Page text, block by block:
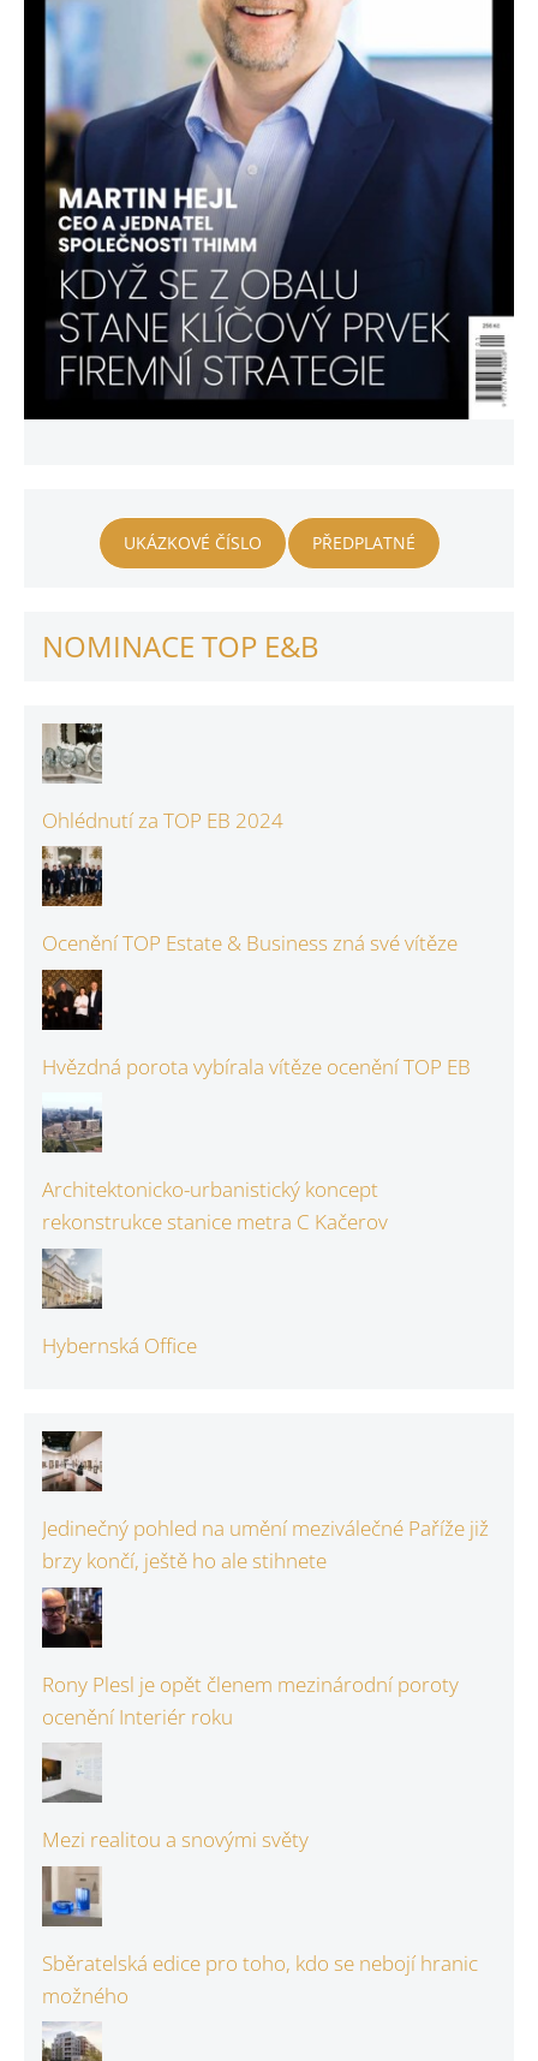
UKÁZKOVÉ ČÍSLO PŘEDPLATNÉ
NOMINACE TOP E&B
Ohlédnutí za TOP EB 2024
Ocenění TOP Estate & Business zná své vítěze
Hvězdná porota vybírala vítěze ocenění TOP EB
Architektonicko-urbanistický koncept
rekonstrukce stanice metra C Kačerov
Hybernská Office
Jedinečný pohled na umění meziválečné Paříže již
brzy končí, ještě ho ale stihnete
Rony Plesl je opět členem mezinárodní poroty
ocenění Interiér roku
Mezi realitou a snovými světy
Sběratelská edice pro toho, kdo se nebojí hranic
možného